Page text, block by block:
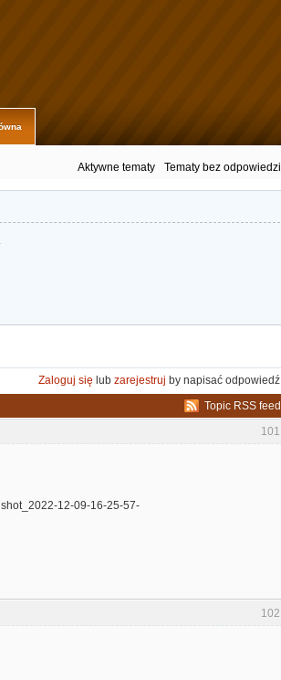
Aktywne tematy Tematy bez odpowiedzi
Zaloguj się lub zarejestruj by napisać odpowiedź
Topic RSS feed
101
102